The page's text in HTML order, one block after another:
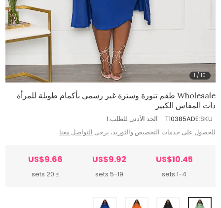
1 /10
Wholesale طقم تنورة وسترة غير رسمي بأكمام طويلة للمرأة
ذات المقاس الكبير
SKU:
T10385ADE الحد الأدنى للطلب:1
للحصول على خدمات التخصيص والتوريد، يرجى التواصل معنا
US$10.45
1-4 sets
US$9.92
5-19 sets
US$9.66
≥ 20 sets